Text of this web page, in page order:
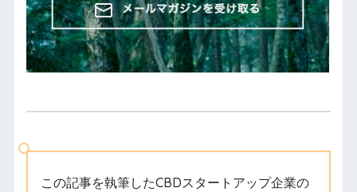
この記事を執筆したCBDスタートアップ企業の